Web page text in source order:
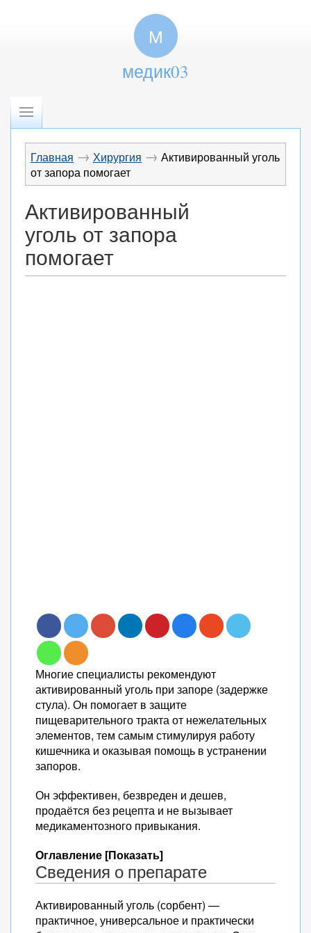
М
медик03
Главная → Хирургия → Активированный уголь
от запора помогает
Активированный
уголь от запора
помогает
Многие специалисты рекомендуют
активированный уголь при запоре (задержке
стула). Он помогает в защите
пищеварительного тракта от нежелательных
элементов, тем самым стимулируя работу
кишечника и оказывая помощь в устранении
запоров.
Он эффективен, безвреден и дешев,
продаётся без рецепта и не вызывает
медикаментозного привыкания.
Оглавление [Показать]
Сведения о препарате
Активированный уголь (сорбент) —
практичное, универсальное и практически